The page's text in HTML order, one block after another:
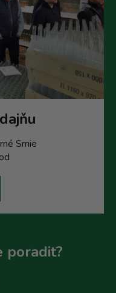
Srnie
poradit?